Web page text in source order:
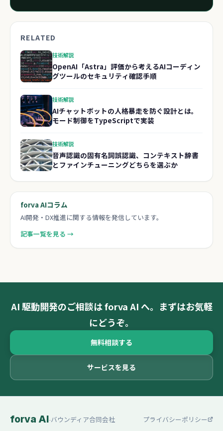
RELATED
技術解説
OpenAI「Astra」評価から考えるAIコーディン
グツールのセキュリティ確認手順
技術解説
AIチャットボットの人格暴走を防ぐ設計とは。
モード制御をTypeScriptで実装
技術解説
音声認識の固有名詞誤認識、コンテキスト辞書
とファインチューニングどちらを選ぶか
forva AIコラム
AI開発・DX推進に関する情報を発信しています。
記事一覧を見る →
AI 駆動開発のご相談は forva AI へ。まずはお気軽
にどうぞ。
無料相談する
サービスを見る
forva AI-バウンディア合同会社 プライバシーポリシー